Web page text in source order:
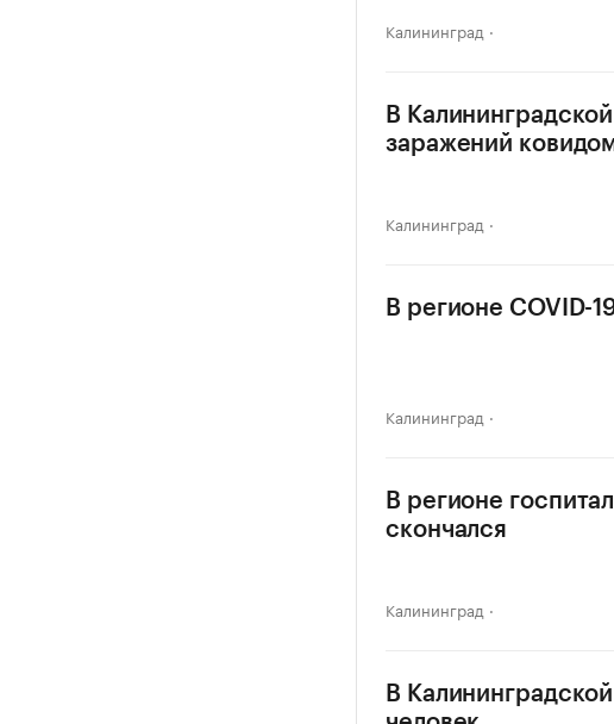
Калининград
В
заражений
Калининград
В регионе COVID-
Калининград
В регионе
скончался
Калининград
В